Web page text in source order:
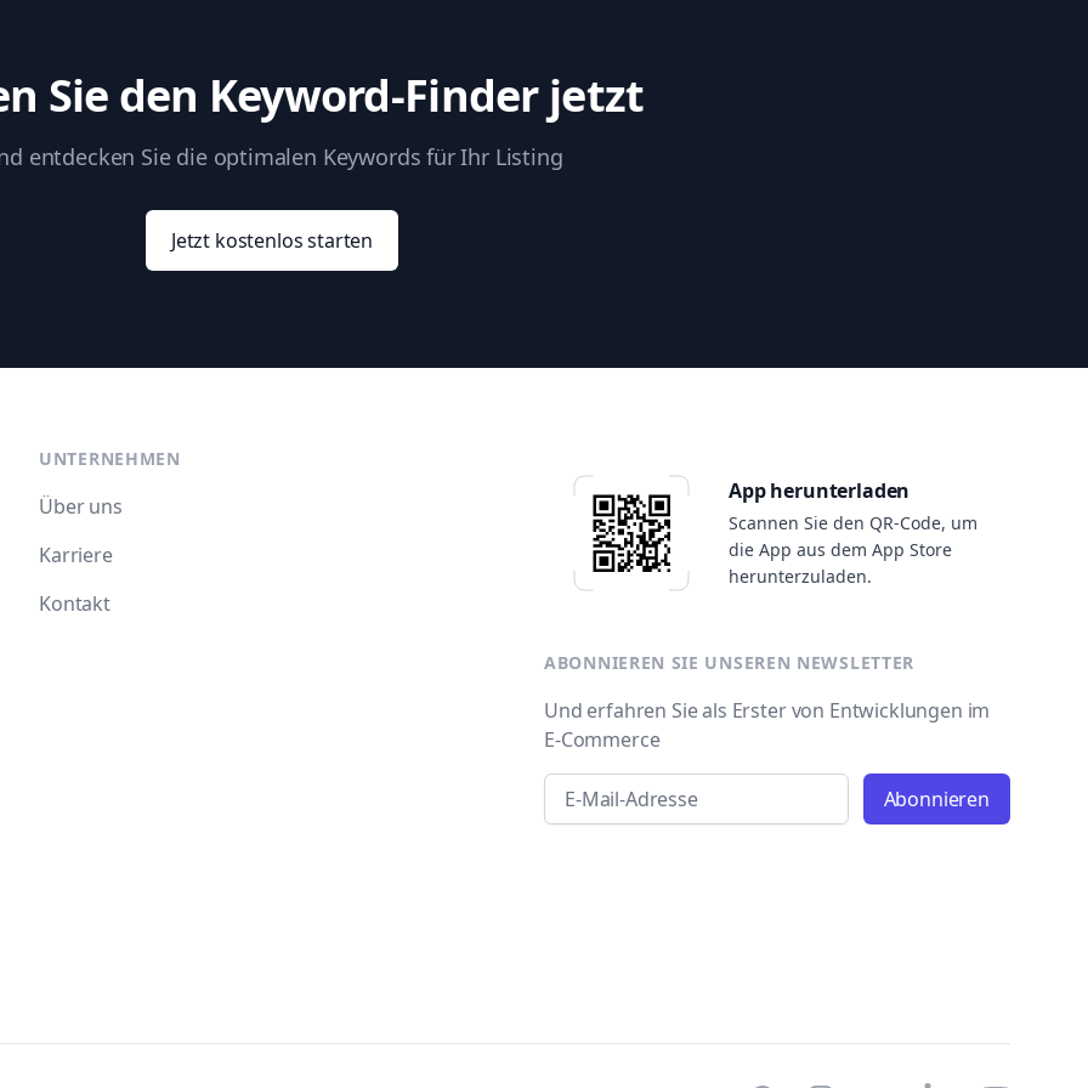
Sie den Keyword-Finder jetzt
entdecken Sie die optimalen Keywords für Ihr Listing
Jetzt kostenlos starten
UNTERNEHMEN
Über uns
Karriere
Kontakt
App herunterladen
Scannen Sie den QR-Code, um
die App aus dem App Store
herunterzuladen.
ABONNIEREN SIE UNSEREN NEWSLETTER
Und erfahren Sie als Erster von Entwicklungen im
E-Commerce
Email address
Abonnieren